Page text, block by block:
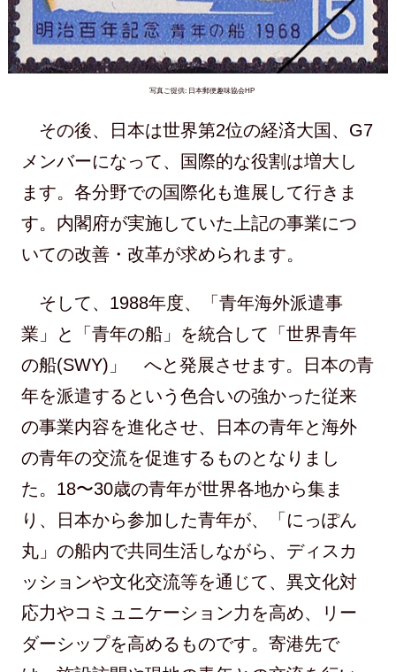
写真ご提供: 日本郵便趣味協会HP
その後、日本は世界第2位の経済大国、G7
メンバーになって、国際的な役割は増大し
ます。各分野での国際化も進展して行きま
す。内閣府が実施していた上記の事業につ
いての改善・改革が求められます。
そして、1988年度、「青年海外派遣事
業」と「青年の船」を統合して「世界青年
の船(SWY)」 へと発展させます。日本の青
年を派遣するという色合いの強かった従来
の事業内容を進化させ、日本の青年と海外
の青年の交流を促進するものとなりまし
た。18〜30歳の青年が世界各地から集ま
り、日本から参加した青年が、「にっぽん
丸」の船内で共同生活しながら、ディスカ
ッションや文化交流等を通じて、異文化対
応力やコミュニケーション力を高め、リー
ダーシップを高めるものです。寄港先で